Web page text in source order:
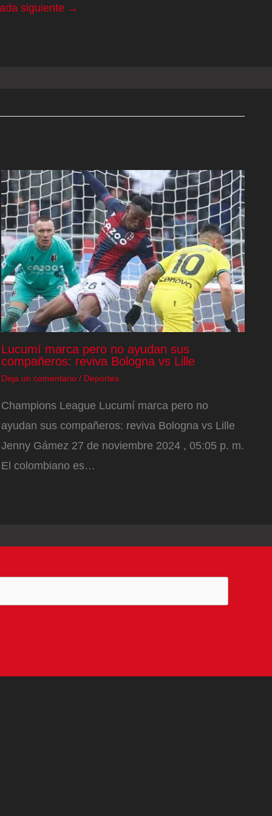
siguiente →
Lucumí marca pero no ayudan sus
compañeros: reviva Bologna vs Lille
Deja un comentario / Deportes
Champions League Lucumí marca pero no
ayudan sus compañeros: reviva Bologna vs Lille
Jenny Gámez 27 de noviembre 2024 , 05:05 p. m.
El colombiano es…